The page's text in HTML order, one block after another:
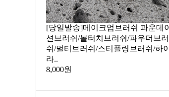
[당일발송]메이크업브러쉬 파운데이
션브러쉬/볼터치브러쉬/파우더브러
쉬/멀티브러쉬/스티플링브러쉬/하이
라..
8,000원